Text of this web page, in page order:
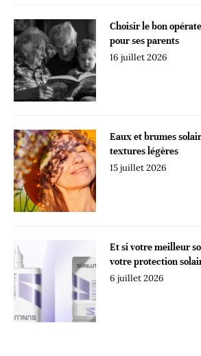
Choisir le bon
pour ses parents
16 juillet 2026
Eaux et brumes
textures légères
15 juillet 2026
Et si votre meilleur
votre protection
6 juillet 2026